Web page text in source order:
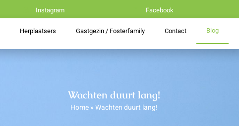
Instagram Facebook
Herplaatsers Gastgezin / Fosterfamily Contact Blog
Wachten duurt lang!
Home»Wachten duurt lang!